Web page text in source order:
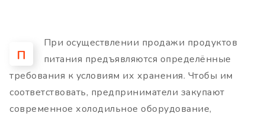
П
При осуществлении продажи продуктов
питания предъявляются определённые
требования к условиям их хранения. Чтобы им
соответствовать, предприниматели закупают
современное холодильное оборудование,